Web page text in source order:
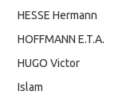
HESSE Hermann
HOFFMANN E.T.A.
HUGO Victor
Islam